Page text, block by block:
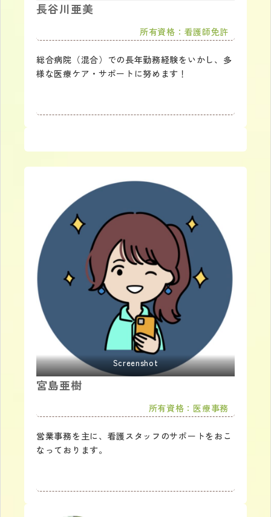
長谷川亜美
所有資格：看護師免許
総合病院（混合）での長年勤務経験をいかし、多
様な医療ケア・サポートに努めます！
Screenshot
宮島亜樹
所有資格：医療事務
営業事務を主に、看護スタッフのサポートをおこ
なっております。